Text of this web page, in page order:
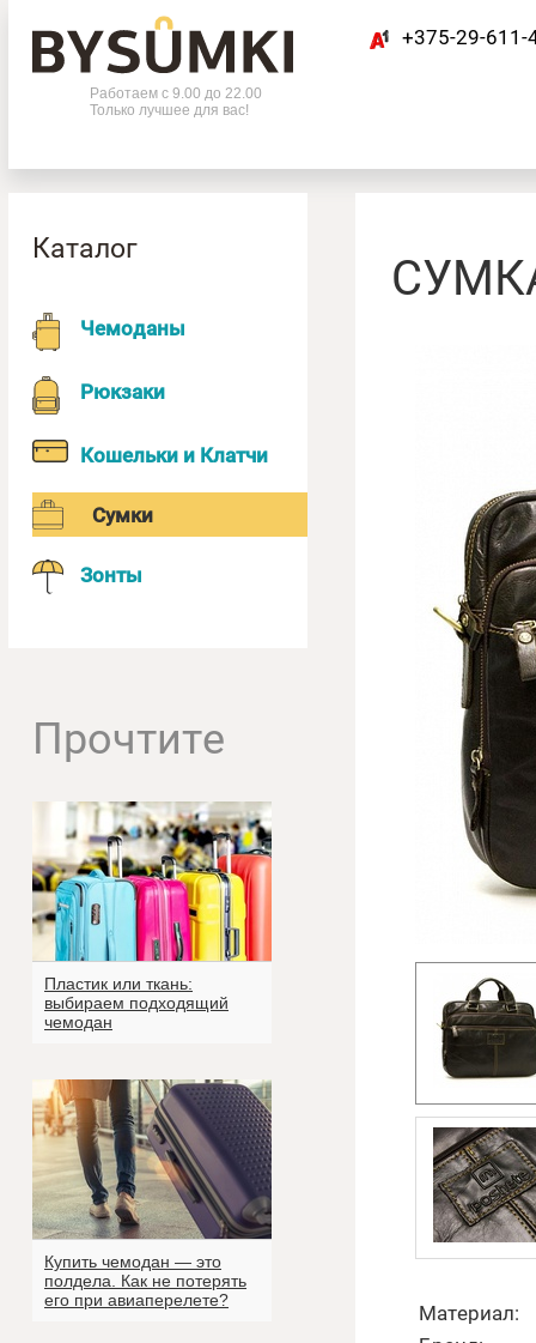
Телефоны
+375-29-611-42-63
Работаем с 9.00 до 22.00
Только лучшее для вас!
+375-29-611-
Каталог
Чемоданы
Рюкзаки
Кошельки и Клатчи
Сумки
Зонты
Прочтите
Пластик или ткань:
выбираем подходящий
чемодан
Купить чемодан — это
полдела. Как не потерять
его при авиаперелете?
Материал: